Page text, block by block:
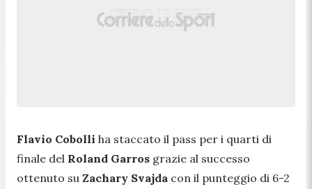
Flavio Cobolli ha staccato il pass per i quarti di
finale del Roland Garros grazie al successo
ottenuto su Zachary Svajda con il punteggio di 6-2